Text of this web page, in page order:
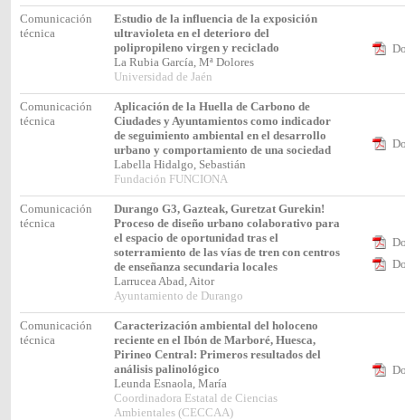
Comunicación
técnica
Estudio de la influencia de la exposición
ultravioleta en el deterioro del
polipropileno virgen y reciclado
La Rubia García, Mª Dolores
Universidad de Jaén
Comunicación
técnica
Aplicación de la Huella de Carbono de
Ciudades y Ayuntamientos como indicador
de seguimiento ambiental en el desarrollo
urbano y comportamiento de una sociedad
Labella Hidalgo, Sebastián
Fundación FUNCIONA
Comunicación
técnica
Durango G3, Gazteak, Guretzat Gurekin!
Proceso de diseño urbano colaborativo para
el espacio de oportunidad tras el
soterramiento de las vías de tren con centros
de enseñanza secundaria locales
Larrucea Abad, Aitor
Ayuntamiento de Durango
Comunicación
técnica
Caracterización ambiental del holoceno
reciente en el Ibón de Marboré, Huesca,
Pirineo Central: Primeros resultados del
análisis palinológico
Leunda Esnaola, María
Coordinadora Estatal de Ciencias
Ambientales (CECCAA)